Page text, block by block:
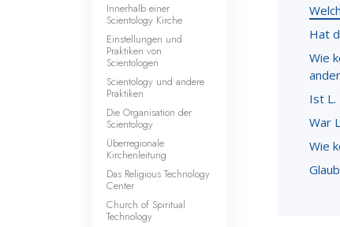
Hat
Wie
Ist L.
War
Wie
Innerhalb einer
Scientology Kirche
Einstellungen und
Praktiken von
Scientologen
Scientology und andere
Praktiken
Die Organisation der
Scientology
Überregionale
Kirchenleitung
Das Religious Technology
Center
Church of Spiritual
Technology